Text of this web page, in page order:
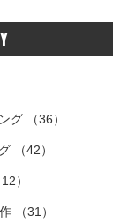
グ （36）
（42）
12）
（31）